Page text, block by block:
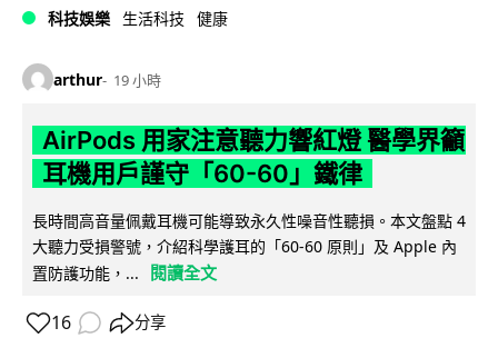
科技娛樂 生活科技 健康
arthur 19 小時
AirPods 用家注意聽力響紅燈 醫學界籲
耳機用戶謹守「60-60」鐵律
長時間高音量佩戴耳機可能導致永久性噪音性聽損。本文盤點 4
大聽力受損警號，介紹科學護耳的「60-60 原則」及 Apple 內
置防護功能，...
閱讀全文
16 分享